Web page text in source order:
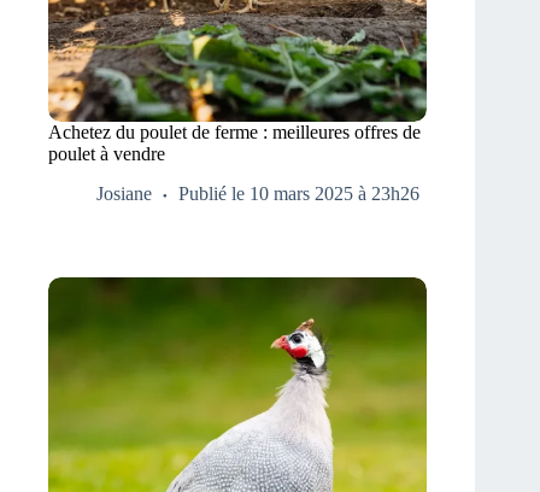
Achetez du poulet de ferme : meilleures offres de
poulet à vendre
Josiane
Publié le 10 mars 2025 à 23h26